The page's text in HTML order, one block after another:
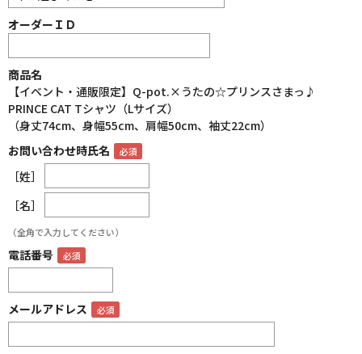
オーダーＩＤ
商品名
【イベント・通販限定】Q-pot.×うたの☆プリンスさまっ♪
PRINCE CAT Tシャツ（Lサイズ）
（身丈74cm、身幅55cm、肩幅50cm、袖丈22cm）
お問い合わせ時氏名
［姓］
［名］
（全角で入力してください）
電話番号
メールアドレス